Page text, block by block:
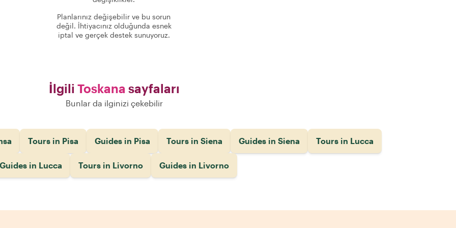
Planlarınız değişebilir ve bu sorun
değil. İhtiyacınız olduğunda esnek
iptal ve gerçek destek sunuyoruz.
İlgili Toskana sayfaları
Bunlar da ilginizi çekebilir
Tours in Pisa Guides in Pisa Tours in Siena Guides in Siena Tours in Lucca
Guides in Lucca Tours in Livorno Guides in Livorno